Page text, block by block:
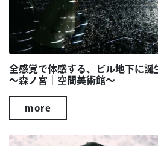
全感覚で体感する、ビル地下に誕
～森ノ宮｜空間美術館～
more